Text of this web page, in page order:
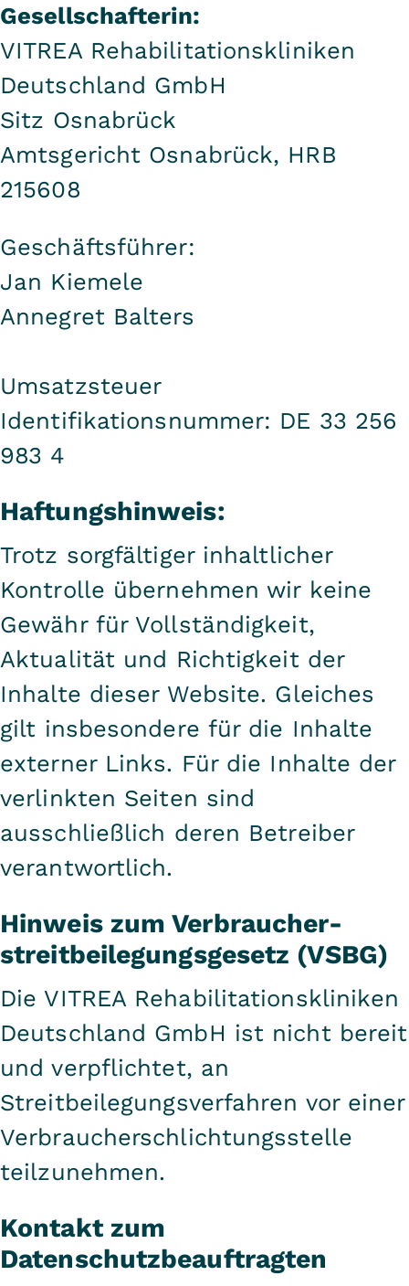
Gesellschafterin:
VITREA Rehabilitationskliniken
Deutschland GmbH
Sitz Osnabrück
Amtsgericht Osnabrück, HRB
215608
Geschäftsführer:
Jan Kiemele
Annegret Balters
Umsatzsteuer
Identifikationsnummer: DE 33 256
983 4
Haftungshinweis:
Trotz sorgfältiger inhaltlicher
Kontrolle übernehmen wir keine
Gewähr für Vollständigkeit,
Aktualität und Richtigkeit der
Inhalte dieser Website. Gleiches
gilt insbesondere für die Inhalte
externer Links. Für die Inhalte der
verlinkten Seiten sind
ausschließlich deren Betreiber
verantwortlich.
Hinweis zum Verbraucher­
streit­beilegungs­gesetz (VSBG)
Die VITREA Rehabilitationskliniken
Deutschland GmbH ist nicht bereit
und verpflichtet, an
Streitbeilegungsverfahren vor einer
Verbraucherschlichtungsstelle
teilzunehmen.
Kontakt zum
Datenschutzbeauftragten